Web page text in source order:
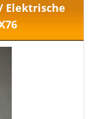
Elektrische